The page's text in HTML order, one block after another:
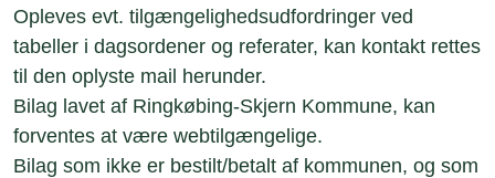
Opleves evt. tilgængelighedsudfordringer ved
tabeller i dagsordener og referater, kan kontakt rettes
til den oplyste mail herunder.
Bilag lavet af Ringkøbing-Skjern Kommune, kan
forventes at være webtilgængelige.
Bilag som ikke er bestilt/betalt af kommunen, og som